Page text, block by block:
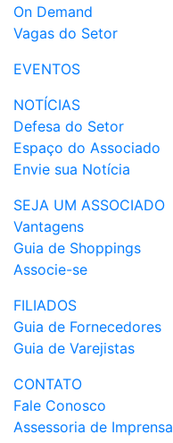
On Demand
Vagas do Setor
EVENTOS
NOTÍCIAS
Defesa do Setor
Espaço do Associado
Envie sua Notícia
SEJA UM ASSOCIADO
Vantagens
Guia de Shoppings
Associe-se
FILIADOS
Guia de Fornecedores
Guia de Varejistas
CONTATO
Fale Conosco
Assessoria de Imprensa